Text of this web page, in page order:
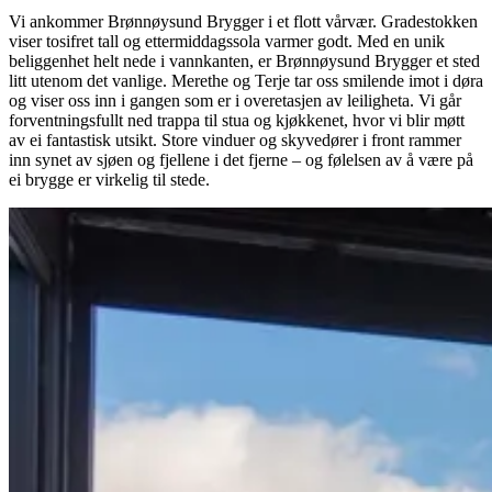
Vi ankommer Brønnøysund Brygger i et flott vårvær. Gradestokken
viser tosifret tall og ettermiddagssola varmer godt. Med en unik
beliggenhet helt nede i vannkanten, er Brønnøysund Brygger et sted
litt utenom det vanlige. Merethe og Terje tar oss smilende imot i døra
og viser oss inn i gangen som er i overetasjen av leiligheta. Vi går
forventningsfullt ned trappa til stua og kjøkkenet, hvor vi blir møtt
av ei fantastisk utsikt. Store vinduer og skyvedører i front rammer
inn synet av sjøen og fjellene i det fjerne – og følelsen av å være på
ei brygge er virkelig til stede.